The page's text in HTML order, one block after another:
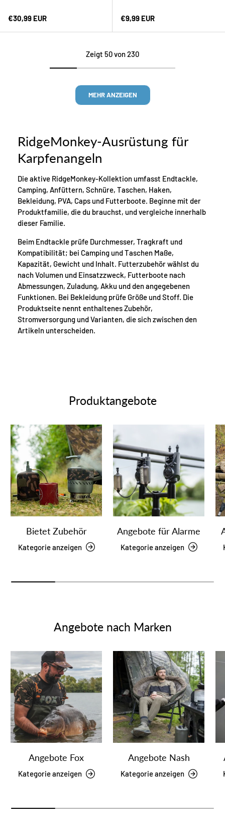
Normaler Preis
€30,99 EUR Normaler Preis
€9,99 EUR
Zeigt 50 von 230
MEHR ANZEIGEN
RidgeMonkey-Ausrüstung für
Karpfenangeln
Die aktive RidgeMonkey-Kollektion umfasst Endtackle,
Camping, Anfüttern, Schnüre, Taschen, Haken,
Bekleidung, PVA, Caps und Futterboote. Beginne mit der
Produktfamilie, die du brauchst, und vergleiche innerhalb
dieser Familie.
Beim Endtackle prüfe Durchmesser, Tragkraft und
Kompatibilität; bei Camping und Taschen Maße,
Kapazität, Gewicht und Inhalt. Futterzubehör wählst du
nach Volumen und Einsatzzweck, Futterboote nach
Abmessungen, Zuladung, Akku und den angegebenen
Funktionen. Bei Bekleidung prüfe Größe und Stoff. Die
Produktseite nennt enthaltenes Zubehör,
Stromversorgung und Varianten, die sich zwischen den
Artikeln unterscheiden.
Produktangebote
Bietet Zubehör
Kategorie anzeigen
Angebote für Alarme
Kategorie anzeigen
Angebote nach Marken
Angebote Fox
Kategorie anzeigen
Angebote Nash
Kategorie anzeigen